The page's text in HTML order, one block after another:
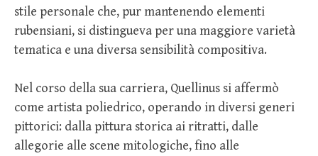
stile personale che, pur mantenendo elementi
rubensiani, si distingueva per una maggiore varietà
tematica e una diversa sensibilità compositiva.
Nel corso della sua carriera, Quellinus si affermò
come artista poliedrico, operando in diversi generi
pittorici: dalla pittura storica ai ritratti, dalle
allegorie alle scene mitologiche, fino alle